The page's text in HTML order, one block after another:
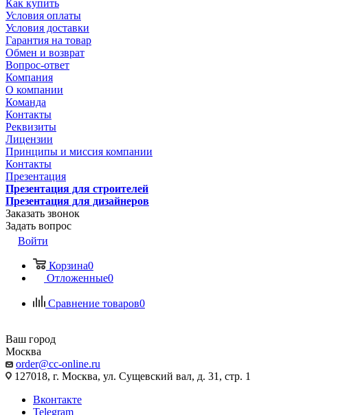
Как купить
Условия оплаты
Условия доставки
Гарантия на товар
Обмен и возврат
Вопрос-ответ
Компания
О компании
Команда
Контакты
Реквизиты
Лицензии
Принципы и миссия компании
Контакты
Презентация
Презентация для строителей
Презентация для дизайнеров
Заказать звонок
Задать вопрос
Войти
Корзина0
Отложенные0
Сравнение товаров0
Ваш город
Москва
order@cc-online.ru
127018, г. Москва, ул. Сущевский вал, д. 31, стр. 1
Вконтакте
Telegram